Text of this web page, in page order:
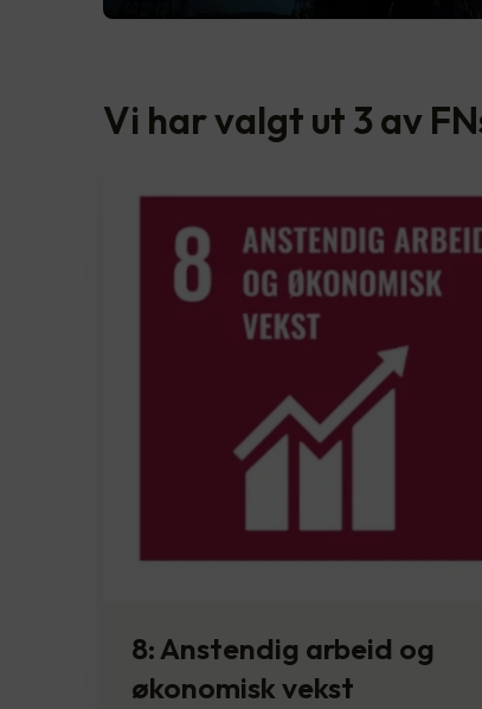
Vi har valgt ut 3 av
8: Anstendig arbeid og
økonomisk vekst